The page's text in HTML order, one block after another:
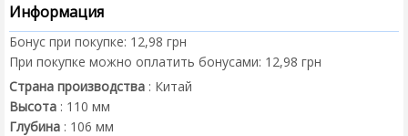
Информация
Бонус при покупке: 12,98 грн
При покупке можно оплатить бонусами: 12,98 грн
Страна производства : Китай
Высота : 110 мм
Глубина : 106 мм